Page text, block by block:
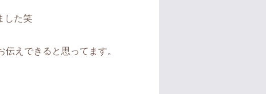
した笑
えできると思ってます。